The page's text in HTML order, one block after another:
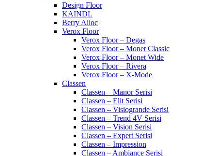
Design Floor
KAINDL
Berry Alloc
Verox Floor
Verox Floor – Degas
Verox Floor – Monet Classic
Verox Floor – Monet Wide
Verox Floor – Rivera
Verox Floor – X-Mode
Classen
Classen – Manor Serisi
Classen – Elit Serisi
Classen – Visiogrande Serisi
Classen – Trend 4V Serisi
Classen – Vision Serisi
Classen – Expert Serisi
Classen – Impression
Classen – Ambiance Serisi